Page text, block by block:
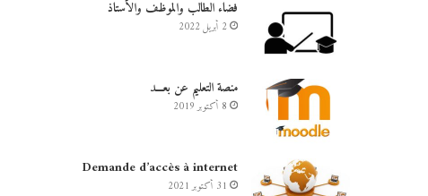
فضاء الطالب والموظف والأستاذ
2 أبريل 2022
منصة التعليم عن بعـــد
8 أكتوبر 2019
Demande d’accès à internet
31 أكتوبر 2021